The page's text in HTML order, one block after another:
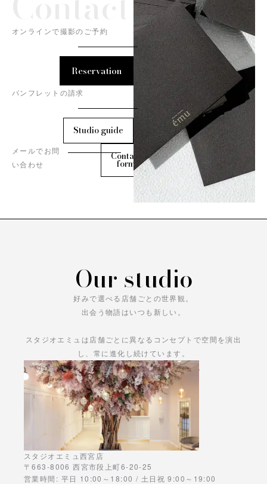
オンラインで撮影のご予約
Reservation
パンフレットの請求
Studio guide
メールでお問
い合わせ
Contact
form
Our studio
好みで選べる店舗ごとの世界観。
出会う物語はいつも新しい。
スタジオエミュは店舗ごとに異なるコンセプトで空間を演出
し、常に進化し続けています。
あなただけの物語をお楽しみください。
スタジオエミュ西宮店
〒663-8006 西宮市段上町6-20-25
営業時間: 平日 10:00～18:00 / 土日祝 9:00～19:00